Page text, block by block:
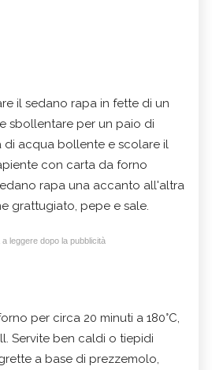
il sedano rapa in fette di un
sbollentare per un paio di
di acqua bollente e scolare il
con carta da forno
rapa una accanto all'altra
grattugiato, pepe e sale.
a leggere dopo la pubblicità
per circa 20 minuti a 180°C,
Servite ben caldi o tiepidi
a base di prezzemolo,